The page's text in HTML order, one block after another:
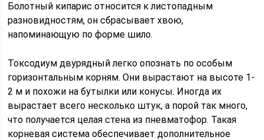
Болотный кипарис относится к листопадным
разновидностям, он сбрасывает хвою,
напоминающую по форме шило.
Токсодиум двурядный легко опознать по особым
горизонтальным корням. Они вырастают на высоте 1-
2 м и похожи на бутылки или конусы. Иногда их
вырастает всего несколько штук, а порой так много,
что получается целая стена из пневматофор. Такая
корневая система обеспечивает дополнительное